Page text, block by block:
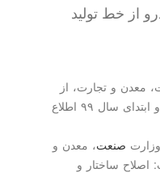
از خط تولید
تجارت، از
توقف تولید ۴ خودرو در سال ۹۸ و ابتدای سال ۹۹ اطلاع
صنعت، معدن و
و